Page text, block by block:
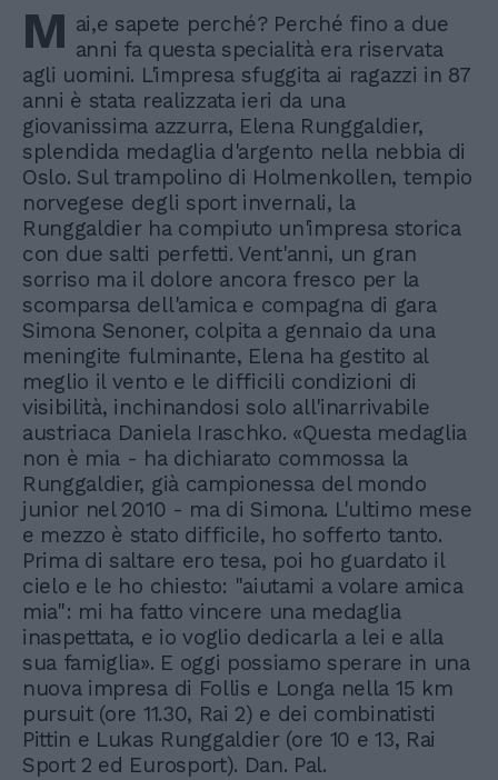
M ai,e sapete perché? Perché fino a due
anni fa questa specialità era riservata
agli uomini. L'impresa sfuggita ai ragazzi in 87
anni è stata realizzata ieri da una
giovanissima azzurra, Elena Runggaldier,
splendida medaglia d'argento nella nebbia di
Oslo. Sul trampolino di Holmenkollen, tempio
norvegese degli sport invernali, la
Runggaldier ha compiuto un'impresa storica
con due salti perfetti. Vent'anni, un gran
sorriso ma il dolore ancora fresco per la
scomparsa dell'amica e compagna di gara
Simona Senoner, colpita a gennaio da una
meningite fulminante, Elena ha gestito al
meglio il vento e le difficili condizioni di
visibilità, inchinandosi solo all'inarrivabile
austriaca Daniela Iraschko. «Questa medaglia
non è mia - ha dichiarato commossa la
Runggaldier, già campionessa del mondo
junior nel 2010 - ma di Simona. L'ultimo mese
e mezzo è stato difficile, ho sofferto tanto.
Prima di saltare ero tesa, poi ho guardato il
cielo e le ho chiesto: "aiutami a volare amica
mia": mi ha fatto vincere una medaglia
inaspettata, e io voglio dedicarla a lei e alla
sua famiglia». E oggi possiamo sperare in una
nuova impresa di Follis e Longa nella 15 km
pursuit (ore 11.30, Rai 2) e dei combinatisti
Pittin e Lukas Runggaldier (ore 10 e 13, Rai
Sport 2 ed Eurosport). Dan. Pal.